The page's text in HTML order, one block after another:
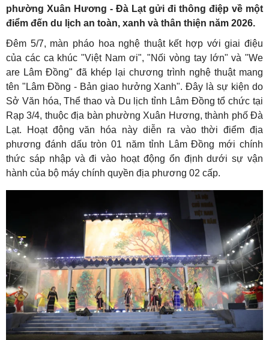
phường Xuân Hương - Đà Lạt gửi đi thông điệp về một
điểm đến du lịch an toàn, xanh và thân thiện năm 2026.
Đêm 5/7, màn pháo hoa nghệ thuật kết hợp với giai điệu
của các ca khúc "Việt Nam ơi", "Nối vòng tay lớn" và "We
are Lâm Đồng" đã khép lại chương trình nghệ thuật mang
tên "Lâm Đồng - Bản giao hưởng Xanh". Đây là sự kiện do
Sở Văn hóa, Thể thao và Du lịch tỉnh Lâm Đồng tổ chức tại
Rạp 3/4, thuộc địa bàn phường Xuân Hương, thành phố Đà
Lạt. Hoạt động văn hóa này diễn ra vào thời điểm địa
phương đánh dấu tròn 01 năm tỉnh Lâm Đồng mới chính
thức sáp nhập và đi vào hoạt động ổn định dưới sự vận
hành của bộ máy chính quyền địa phương 02 cấp.